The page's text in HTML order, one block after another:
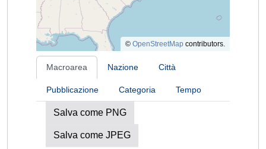
© OpenStreetMap contributors.
Macroarea Nazione Città
Pubblicazione Categoria Tempo
Salva come PNG
Salva come JPEG